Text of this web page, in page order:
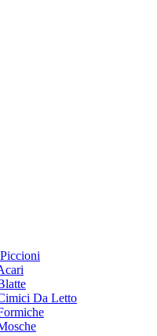
Da Letto